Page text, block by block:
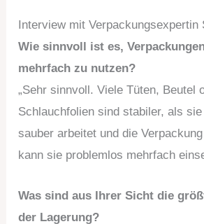
Interview mit Verpackungsexpertin
Wie sinnvoll ist es,
mehrfach zu nutzen?
„Sehr sinnvoll. Viele Tüten, Beutel
Schlauchfolien sind stabiler, als
sauber arbeitet und die
kann sie problemlos mehrfach
Was sind aus Ihrer Sicht die
der Lagerung?